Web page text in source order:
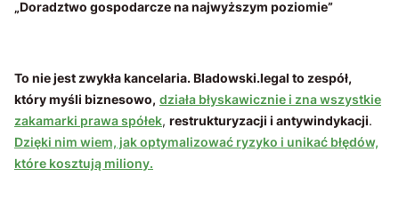
„Doradztwo gospodarcze na najwyższym poziomie”
To nie jest zwykła kancelaria. Bladowski.legal to zespół,
który myśli biznesowo, działa błyskawicznie i zna wszystkie
zakamarki prawa spółek, restrukturyzacji i antywindykacji.
Dzięki nim wiem, jak optymalizować ryzyko i unikać błędów,
które kosztują miliony.